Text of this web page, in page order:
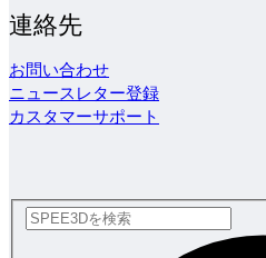
連絡先
お問い合わせ
ニュースレター登録
カスタマーサポート